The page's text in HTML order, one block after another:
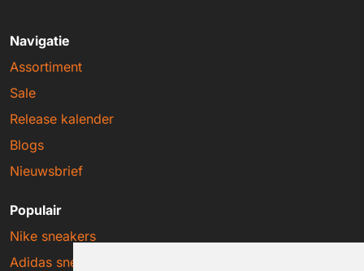
Navigatie
Assortiment
Sale
Release kalender
Blogs
Nieuwsbrief
Populair
Nike sneakers
Adidas sneakers